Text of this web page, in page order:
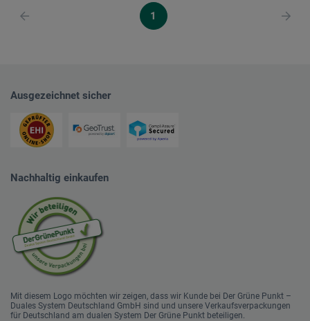
1
Ausgezeichnet sicher
Nachhaltig einkaufen
Mit diesem Logo möchten wir zeigen, dass wir Kunde bei Der Grüne Punkt –
Duales System Deutschland GmbH sind und unsere Verkaufsverpackungen
für Deutschland am dualen System Der Grüne Punkt beteiligen.